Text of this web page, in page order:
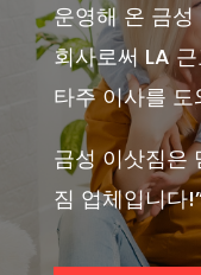
운영해 온 금
회사로써 LA
타주 이사를
금성 이삿짐은
짐 업체입니다